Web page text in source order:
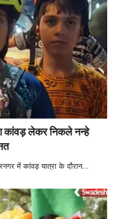
लेकर निकले नन्हे
में कांवड़ यात्रा के दौरान…